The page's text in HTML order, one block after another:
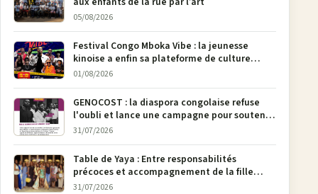
05/08/2026
Festival Congo Mboka Vibe : la jeunesse
kinoise a enfin sa plateforme de culture
urbaine
01/08/2026
GENOCOST : la diaspora congolaise refuse
l'oubli et lance une campagne pour soutenir
la pétition FONAREV depuis Bruxelles
31/07/2026
Table de Yaya : Entre responsabilités
précoces et accompagnement de la fille
aînée, la diaspora en débat
31/07/2026